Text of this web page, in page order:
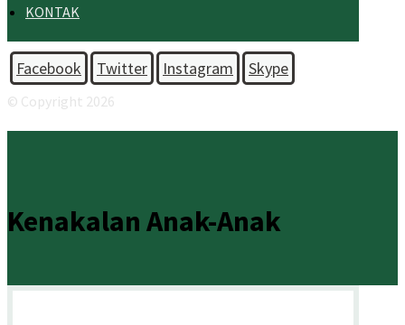
KONTAK
Facebook Twitter Instagram Skype
© Copyright 2026
Kenakalan Anak-Anak